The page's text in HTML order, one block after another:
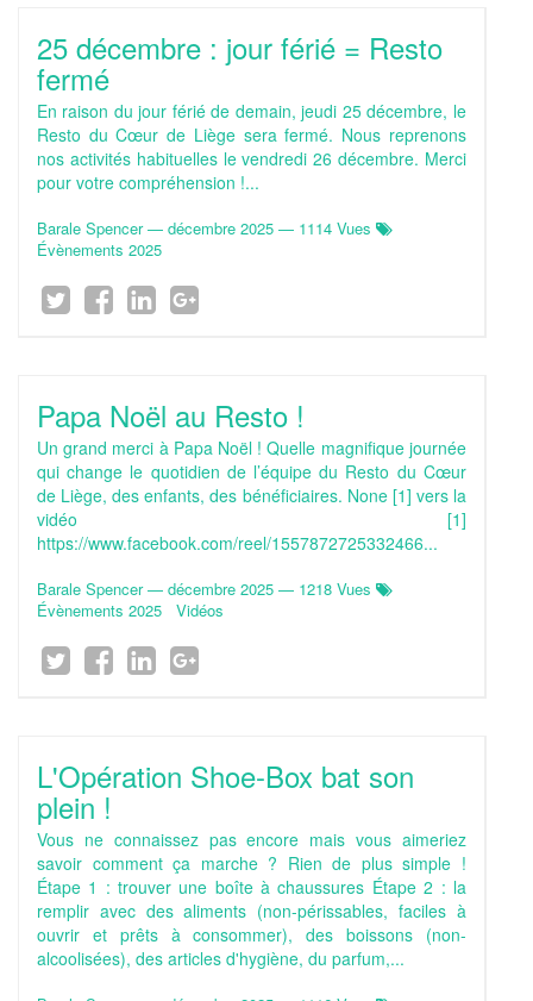
25 décembre : jour férié = Resto
fermé
En raison du jour férié de demain, jeudi 25 décembre, le
Resto du Cœur de Liège sera fermé. Nous reprenons
nos activités habituelles le vendredi 26 décembre. Merci
pour votre compréhension !...
Barale Spencer— décembre 2025 — 1114 Vues
Évènements 2025
Papa Noël au Resto !
Un grand merci à Papa Noël ! Quelle magnifique journée
qui change le quotidien de l’équipe du Resto du Cœur
de Liège, des enfants, des bénéficiaires. None [1] vers la
vidéo [1]
https://www.facebook.com/reel/1557872725332466...
Barale Spencer— décembre 2025 — 1218 Vues
Évènements 2025
Vidéos
L'Opération Shoe-Box bat son
plein !
Vous ne connaissez pas encore mais vous aimeriez
savoir comment ça marche ? Rien de plus simple !
Étape 1 : trouver une boîte à chaussures Étape 2 : la
remplir avec des aliments (non-périssables, faciles à
ouvrir et prêts à consommer), des boissons (non-
alcoolisées), des articles d'hygiène, du parfum,...